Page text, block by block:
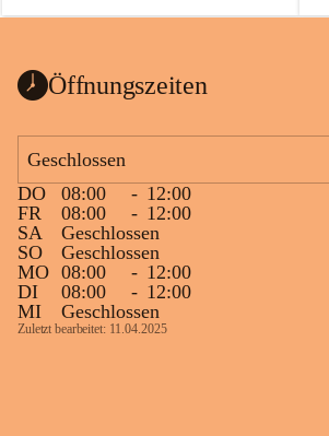
Öffnungszeiten
Geschlossen
DO
08:00 - 12:00
FR
08:00 - 12:00
SA
Geschlossen
SO
Geschlossen
MO 08:00 - 12:00
DI
08:00 - 12:00
MI
Geschlossen
Zuletzt bearbeitet: 11.04.2025